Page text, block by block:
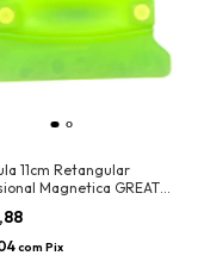
11cm Retangular
Magnetica GREAT
Flexivel) 3112 Joker
com Pix